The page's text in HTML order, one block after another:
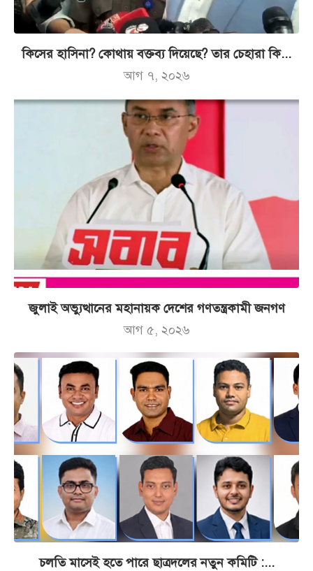
কিসের হাসিনা? কোথায় বক্তব্য দিয়েছে? তার চেহারা কি...
আগ ৭, ২০২৬
জুলাই অভ্যুত্থানের মহানায়ক দেশের গণতন্ত্রকামী জনগণ
আগ ৫, ২০২৬
চলতি মাসেই হতে পারে ছাত্রদলের নতুন কমিটি :...